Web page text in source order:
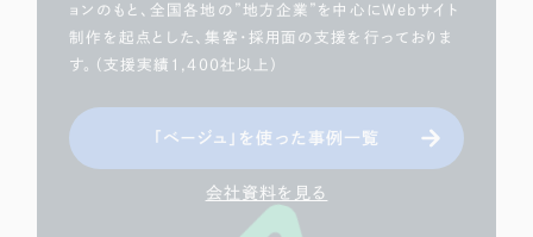
お客様インタビュー
ョンのもと、全国各地の”地方企業”を中心にWebサイト
制作を起点とした、集客・採用面の支援を行っておりま
す。（支援実績1,400社以上）
「ベージュ」を使った事例一覧
会社資料を見る